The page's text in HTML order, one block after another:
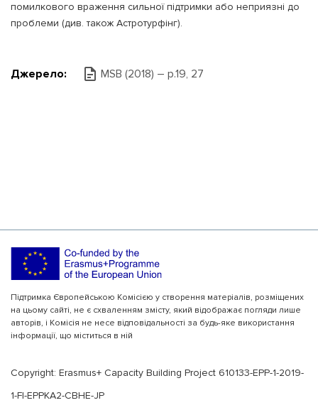
помилкового враження сильної підтримки або неприязні до
проблеми (див. також Астротурфінг).
Джерело: MSB (2018) – р.19, 27
Підтримка Європейською Комісією у створення матеріалів, розміщених
на цьому сайті, не є схваленням змісту, який відображає погляди лише
авторів, і Комісія не несе відповідальності за будь-яке використання
інформації, що міститься в ній
Copyright: Erasmus+ Capacity Building Project 610133-EPP-1-2019-
1-FI-EPPKA2-CBHE-JP